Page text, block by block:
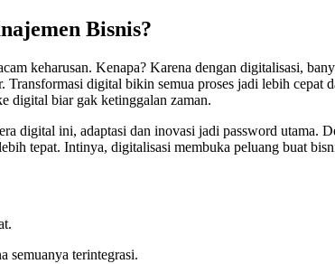
Bisnis?
keharusan. Kenapa? Karena dengan digitalisasi,
digital bikin semua proses jadi lebih cepat
digital biar gak ketinggalan zaman.
digital ini, adaptasi dan inovasi jadi password utama.
tepat. Intinya, digitalisasi membuka peluang buat
semuanya terintegrasi.